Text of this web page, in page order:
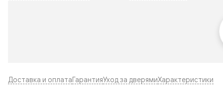
Доставка и оплатаГарантияУход за дверямиХарактеристики